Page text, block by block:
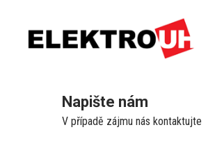
Napište nám
V případě zájmu nás kontaktujte